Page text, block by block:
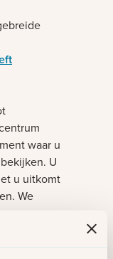
waar u
U
u uitkomt
We